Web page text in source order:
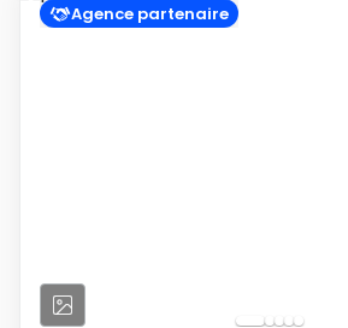
Agence partenaire